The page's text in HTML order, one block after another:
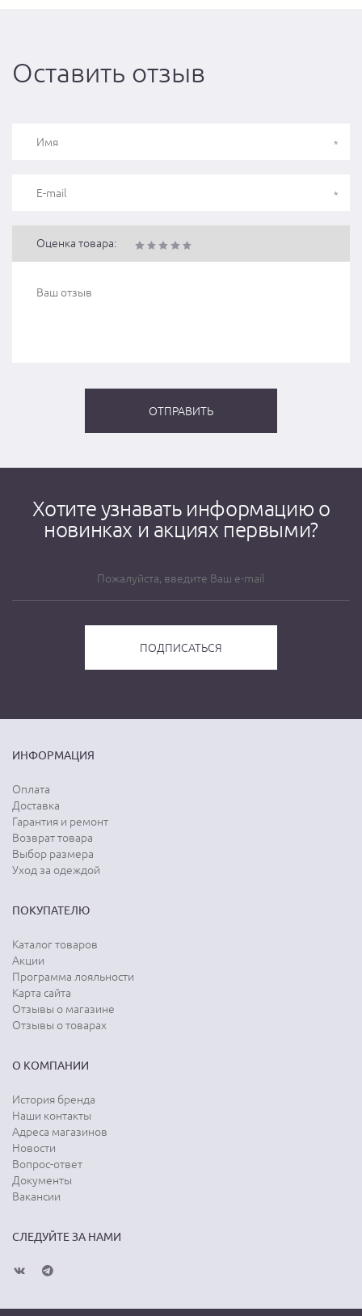
Оставить отзыв
Оценка товара:
Хотите узнавать информацию о
новинках и акциях первыми?
ИНФОРМАЦИЯ
Оплата
Доставка
Гарантия и ремонт
Возврат товара
Выбор размера
Уход за одеждой
ПОКУПАТЕЛЮ
Каталог товаров
Акции
Программа лояльности
Карта сайта
Отзывы о магазине
Отзывы о товарах
О КОМПАНИИ
История бренда
Наши контакты
Адреса магазинов
Новости
Вопрос-ответ
Документы
Вакансии
СЛЕДУЙТЕ ЗА НАМИ